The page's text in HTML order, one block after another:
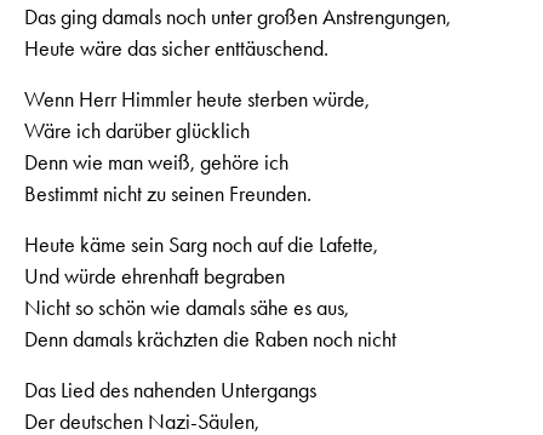
Das ging damals noch unter großen Anstrengungen,
Heute wäre das sicher enttäuschend.
Wenn Herr Himmler heute sterben würde,
Wäre ich darüber glücklich
Denn wie man weiß, gehöre ich
Bestimmt nicht zu seinen Freunden.
Heute käme sein Sarg noch auf die Lafette,
Und würde ehrenhaft begraben
Nicht so schön wie damals sähe es aus,
Denn damals krächzten die Raben noch nicht
Das Lied des nahenden Untergangs
Der deutschen Nazi-Säulen,